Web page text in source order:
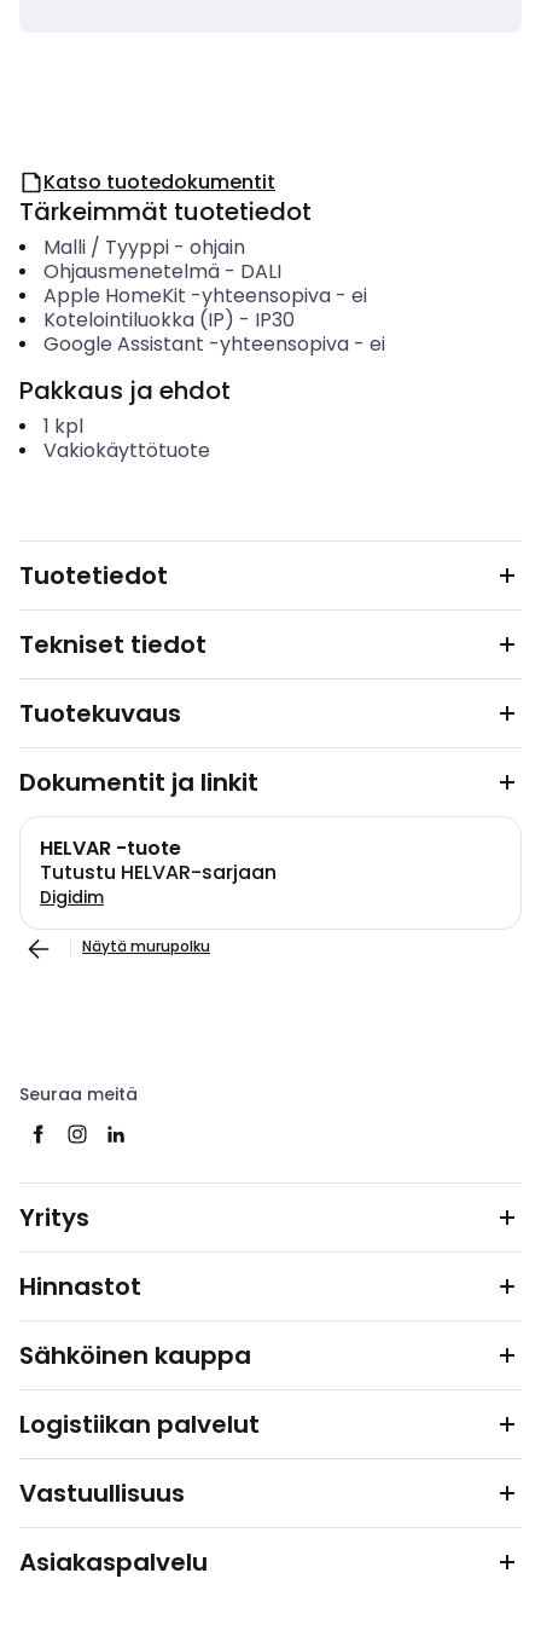
Katso tuotedokumentit
Tärkeimmät tuotetiedot
Malli / Tyyppi- ohjain
Ohjausmenetelmä- DALI
Apple HomeKit -yhteensopiva- ei
Kotelointiluokka (IP) - IP30
Google Assistant -yhteensopiva- ei
Pakkaus ja ehdot
1 kpl
Vakiokäyttötuote
Tuotetiedot
Tekniset tiedot
Tuotekuvaus
Dokumentit ja linkit
HELVAR -tuote
Tutustu HELVAR-sarjaan
Digidim
Näytä murupolku
Seuraa meitä
Yritys
Hinnastot
Sähköinen kauppa
Logistiikan palvelut
Vastuullisuus
Asiakaspalvelu